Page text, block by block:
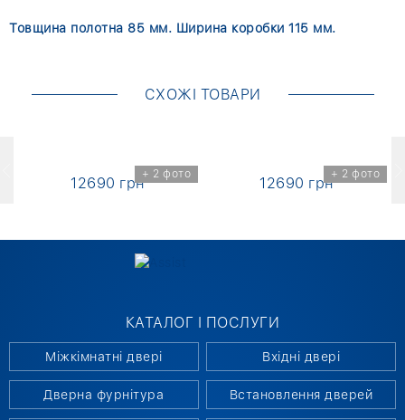
Товщина полотна 85 мм. Ширина коробки 115 мм.
СХОЖІ ТОВАРИ
+ 2 фото
12690 грн
+ 2 фото
12690 грн
КАТАЛОГ І ПОСЛУГИ
Міжкімнатні двері Вхідні двері
Дверна фурнітура Встановлення дверей